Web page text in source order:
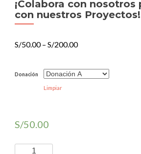
¡Colabora con nosotros
con nuestros Proyectos!
S/50.00– S/200.00
Donación
Limpiar
S/50.00
¡Colabora